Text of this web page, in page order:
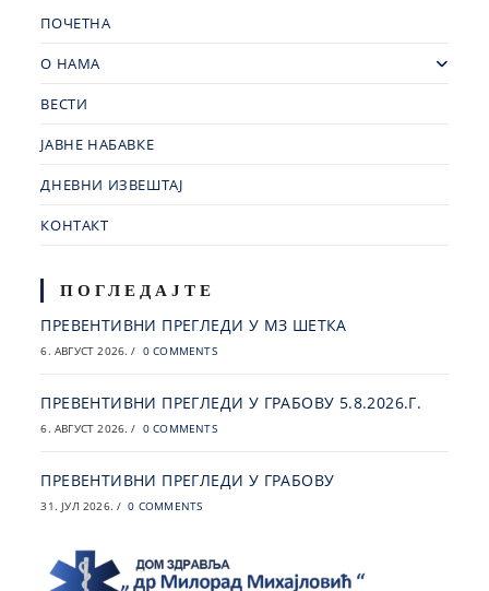
ПОЧЕТНА
О НАМА
ВЕСТИ
ЈАВНЕ НАБАВКЕ
ДНЕВНИ ИЗВЕШТАЈ
КОНТАКТ
ПОГЛЕДАЈТЕ
ПРЕВЕНТИВНИ ПРЕГЛЕДИ У МЗ ШЕТКА
6. АВГУСТ 2026. / 0 COMMENTS
ПРЕВЕНТИВНИ ПРЕГЛЕДИ У ГРАБОВУ 5.8.2026.Г.
6. АВГУСТ 2026. / 0 COMMENTS
ПРЕВЕНТИВНИ ПРЕГЛЕДИ У ГРАБОВУ
31. ЈУЛ 2026. / 0 COMMENTS